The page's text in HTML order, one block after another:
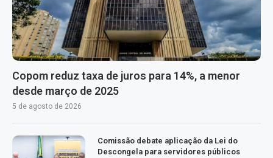
Copom reduz taxa de juros para 14%, a menor
desde março de 2025
5 de agosto de 2026
Comissão debate aplicação da Lei do
Descongela para servidores públicos